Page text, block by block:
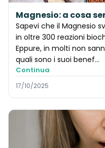
Magnesio: a cosa
Sapevi che il Magnesio
in oltre 300 reazioni
Eppure, in molti non
quali sono i suoi benef…
Continua
17/10/2025